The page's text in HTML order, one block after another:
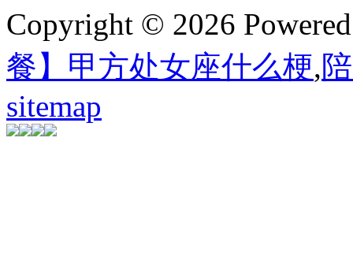
Copyright © 2026
餐】甲方处女座什么梗,
sitemap